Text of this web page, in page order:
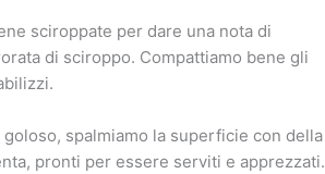
sciroppate per dare una nota di
di sciroppo. Compattiamo bene gli
spalmiamo la superficie con della
pronti per essere serviti e apprezzati.